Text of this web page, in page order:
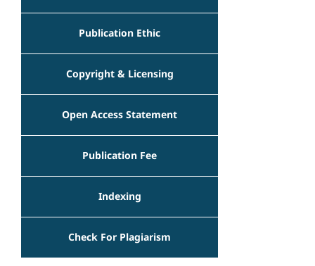
Publication Ethic
Copyright & Licensing
Open Access Statement
Publication Fee
Indexing
Check For Plagiarism